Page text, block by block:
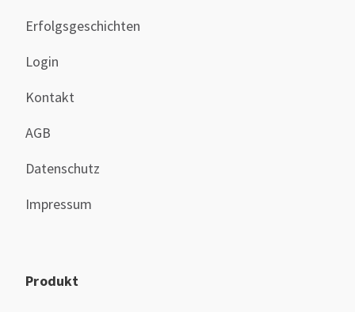
Erfolgsgeschichten
Login
Kontakt
AGB
Datenschutz
Impressum
Produkt